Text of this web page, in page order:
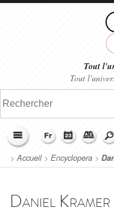
Tout
Tout
>Accueil> Encyclopera >
Daniel Kramer